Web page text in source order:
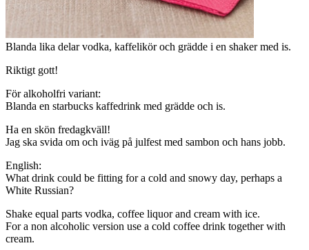
Blanda lika delar vodka, kaffelikör och grädde i en shaker med is.
Riktigt gott!
För alkoholfri variant:
Blanda en starbucks kaffedrink med grädde och is.
Ha en skön fredagkväll!
Jag ska svida om och iväg på julfest med sambon och hans jobb.
English:
What drink could be fitting for a cold and snowy day, perhaps a
White Russian?
Shake equal parts vodka, coffee liquor and cream with ice.
For a non alcoholic version use a cold coffee drink together with
cream.